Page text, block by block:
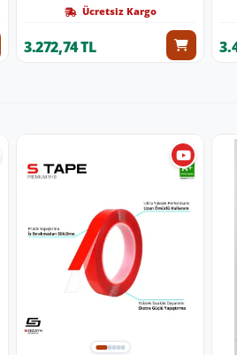
Ücretsiz Kargo
3.272,74 TL